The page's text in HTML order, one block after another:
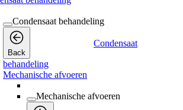
Condensaat behandeling
Back
Condensaat
behandeling
Mechanische afvoeren
Mechanische afvoeren